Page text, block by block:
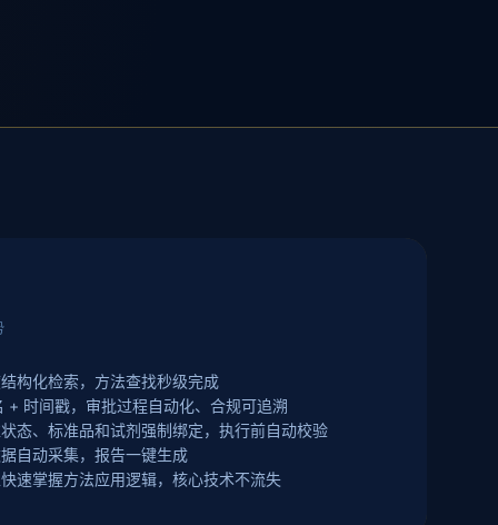
构化检索，方法查找秒级完成
+ 时间戳，审批过程自动化、合规可追溯
态、标准品和试剂强制绑定，执行前自动校验
自动采集，报告一键生成
速掌握方法应用逻辑，核心技术不流失